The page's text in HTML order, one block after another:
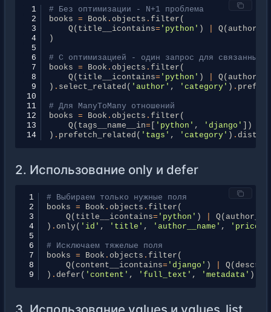
48
queryset super () . get_queryset()
49
50
# Получаем параметры фильтрации
51
filter_params self request.
52
53
# Убираем параметры пагинации
54
filter_params.pop ( 'page',
55
filter_params . pop('page_size' , None
56
57
if filter_params
58
q_objects = build_api_filters
59
queryset = queryset
60
61
return queryset. select_related
1
# Без оптимизации - N+1 проблема
2
books = Book . objects . filter (
3
Q ( title__icontains= 'python' ) Q (
4
)
5
6
# С оптимизацией - один запрос для связанных
7
books = Book . objects . filter (
8
Q ( title__icontains= 'python' ) Q (
9
) . select_related ( 'author' , 'category' ) .
10
11
# Для ManyToMany отношений
12
books = Book . objects . filter (
13
Q ( tags__name__in= 'python' , 'django' ])
14
) . prefetch_related ( 'tags' , 'category' ) .
2. Использование only и defer
1
# Выбираем только нужные поля
2
books = Book . objects . filter (
3
Q ( title__icontains= 'python' ) Q (
4
) . only( 'id' , 'title' , 'author__name' , 'price'
5
6
# Исключаем тяжелые поля
7
books = Book . objects . filter (
8
Q ( content__icontains= 'django' ) Q (
9
) . defer ( 'content' , 'full_text' , 'metadata' )